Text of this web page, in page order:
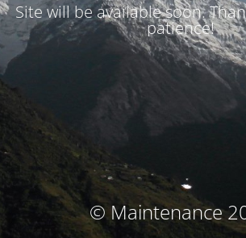
Site will be available soon.
patience!
© Maintenance